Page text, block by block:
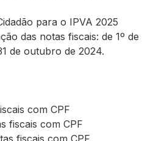
para o IPVA 2025
das notas fiscais: de 1º de
de outubro de 2024.
com CPF
fiscais com CPF